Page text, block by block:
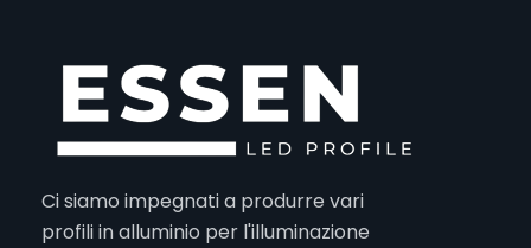
Ci siamo impegnati a produrre vari
profili in alluminio per l'illuminazione